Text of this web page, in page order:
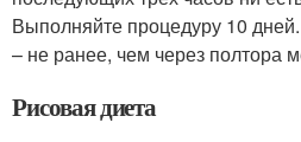
Выполняйте процедуру 10
– не ранее, чем через полтора
Рисовая диета